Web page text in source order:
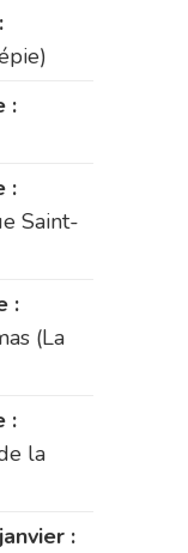
:
:
Saint-
:
(La
:
la
: